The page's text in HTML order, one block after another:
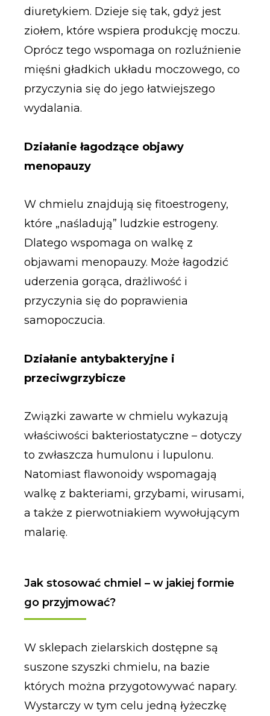
diuretykiem. Dzieje się tak, gdyż jest
ziołem, które wspiera produkcję moczu.
Oprócz tego wspomaga on rozluźnienie
mięśni gładkich układu moczowego, co
przyczynia się do jego łatwiejszego
wydalania.
Działanie łagodzące objawy
menopauzy
W chmielu znajdują się fitoestrogeny,
które „naśladują” ludzkie estrogeny.
Dlatego wspomaga on walkę z
objawami menopauzy. Może łagodzić
uderzenia gorąca, drażliwość i
przyczynia się do poprawienia
samopoczucia.
Działanie antybakteryjne i
przeciwgrzybicze
Związki zawarte w chmielu wykazują
właściwości bakteriostatyczne – dotyczy
to zwłaszcza humulonu i lupulonu.
Natomiast flawonoidy wspomagają
walkę z bakteriami, grzybami, wirusami,
a także z pierwotniakiem wywołującym
malarię.
Jak stosować chmiel – w jakiej formie
go przyjmować?
W sklepach zielarskich dostępne są
suszone szyszki chmielu, na bazie
których można przygotowywać napary.
Wystarczy w tym celu jedną łyżeczkę